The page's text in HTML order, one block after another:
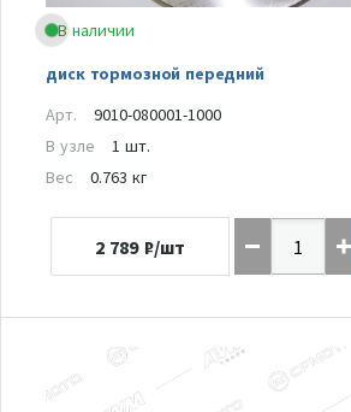
В наличии
диск тормозной передний
Арт.
9010-080001-1000
В узле
1 шт.
Вес
0.763 кг
2 789 ₽/шт